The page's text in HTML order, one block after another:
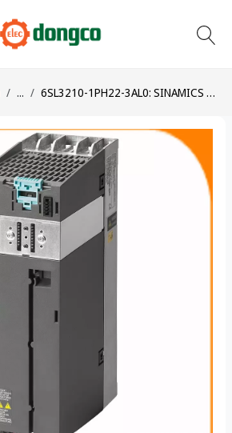
... 6SL3210-1PH22-3AL0: SINAMICS G120 PM240-2 với Chopper và Bộ lọc